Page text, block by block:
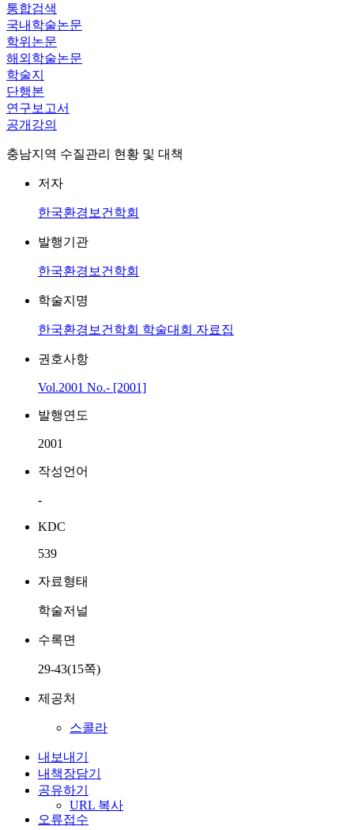
통합검색
국내학술논문
학위논문
해외학술논문
학술지
단행본
연구보고서
공개강의
충남지역 수질관리 현황 및 대책
저자
한국환경보건학회
발행기관
한국환경보건학회
학술지명
한국환경보건학회 학술대회 자료집
권호사항
Vol.2001 No.- [2001]
발행연도
2001
작성언어
-
KDC
539
자료형태
학술저널
수록면
29-43(15쪽)
제공처
스콜라
내보내기
내책장담기
공유하기
URL 복사
오류접수